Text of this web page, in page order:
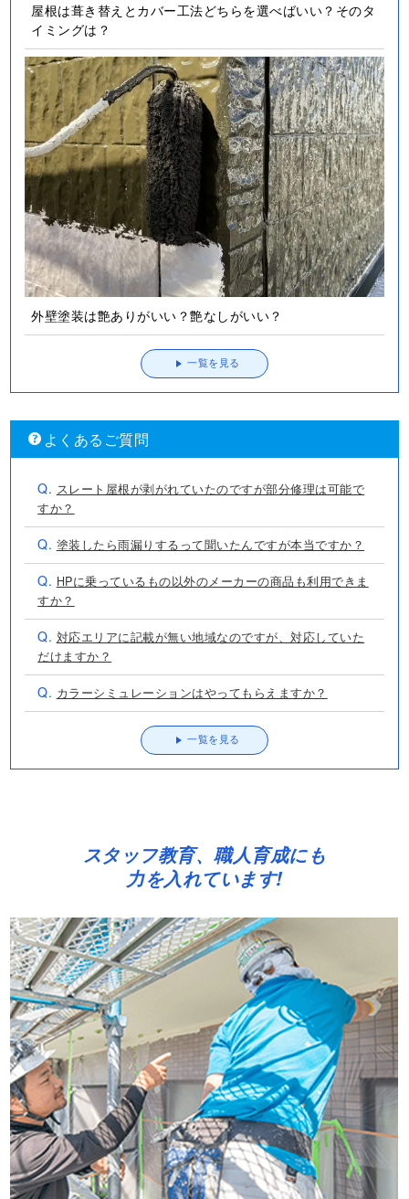
屋根は葺き替えとカバー工法どちらを選べばいい？そのタ
イミングは？
外壁塗装は艶ありがいい？艶なしがいい？
一覧を見る
よくあるご質問
Q. スレート屋根が剥がれていたのですが部分修理は可能で
すか？
Q. 塗装したら雨漏りするって聞いたんですが本当ですか？
Q. HPに乗っているもの以外のメーカーの商品も利用できま
すか？
Q. 対応エリアに記載が無い地域なのですが、対応していた
だけますか？
Q. カラーシミュレーションはやってもらえますか？
一覧を見る
スタッフ教育、職人育成にも
力を入れています!